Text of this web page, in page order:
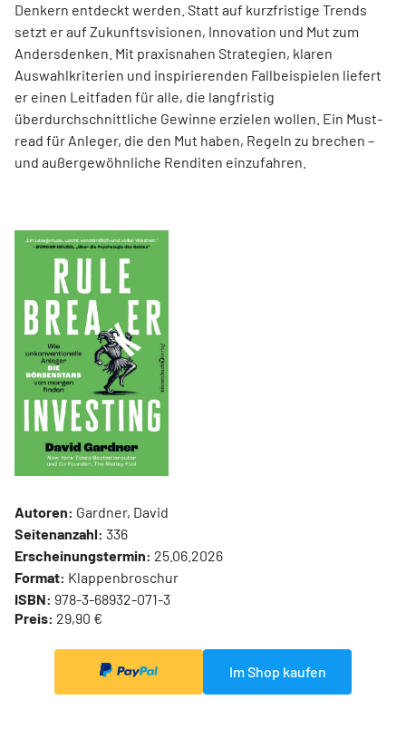
Denkern entdeckt werden. Statt auf kurzfristige Trends
setzt er auf Zukunftsvisionen, Innovation und Mut zum
Andersdenken. Mit praxisnahen Strategien, klaren
Auswahlkriterien und inspirierenden Fallbeispielen liefert
er einen Leit­faden für alle, die langfristig
überdurchschnittliche Gewinne erzielen wollen. Ein Must-
read für Anleger, die den Mut haben, Regeln zu brechen –
und außergewöhnliche Renditen einzufahren.
Autoren: Gardner, David
Seitenanzahl: 336
Erscheinungstermin: 25.06.2026
Format: Klappenbroschur
ISBN: 978-3-68932-071-3
Preis: 29,90 €
Im Shop kaufen